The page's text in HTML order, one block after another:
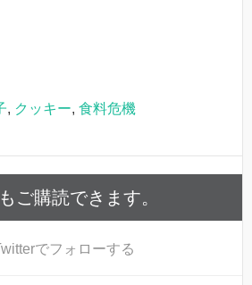
, クッキー, 食料危機
ご購読できます。
でフォローする